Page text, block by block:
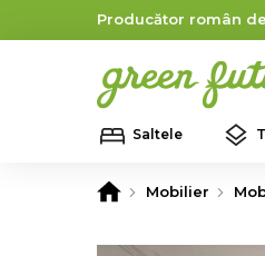
Producător român
Saltele
Mobilier